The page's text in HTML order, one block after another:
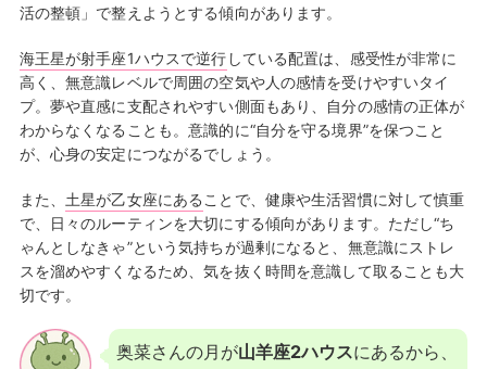
活の整頓」で整えようとする傾向があります。
海王星が射手座1ハウスで逆行 している配置は、感受性が非常に
高く、無意識レベルで周囲の空気や人の感情を受けやすいタイ
プ。夢や直感に支配されやすい側面もあり、自分の感情の正体が
わからなくなることも。意識的に“自分を守る境界”を保つこと
が、心身の安定につながるでしょう。
また、 土星が乙女座にある ことで、健康や生活習慣に対して慎重
で、日々のルーティンを大切にする傾向があります。ただし“ち
ゃんとしなきゃ”という気持ちが過剰になると、無意識にストレ
スを溜めやすくなるため、気を抜く時間を意識して取ることも大
切です。
奥菜さんの月が山羊座2ハウスにあるから、